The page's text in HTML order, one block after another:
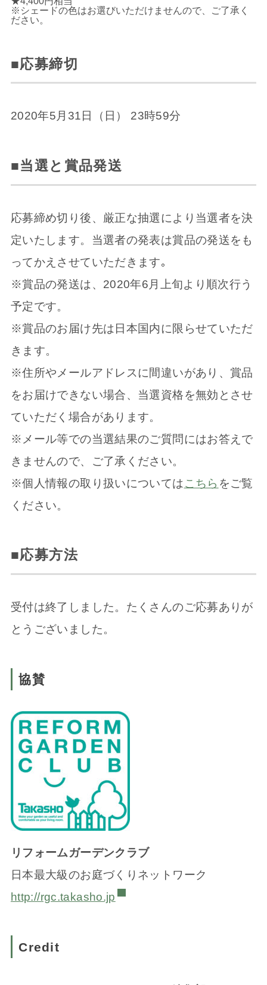
※シェードの色はお選びいただけませんので、ご了承く
ださい。
■応募締切
2020年5月31日（日） 23時59分
■当選と賞品発送
応募締め切り後、厳正な抽選により当選者を決
定いたします。当選者の発表は賞品の発送をも
ってかえさせていただきます｡
※賞品の発送は、2020年6月上旬より順次行う
予定です。
※賞品のお届け先は日本国内に限らせていただ
きます。
※住所やメールアドレスに間違いがあり、賞品
をお届けできない場合、当選資格を無効とさせ
ていただく場合があります。
※メール等での当選結果のご質問にはお答えで
きませんので、ご了承ください。
※個人情報の取り扱いについては こちら をご覧
ください。
■応募方法
受付は終了しました。たくさんのご応募ありが
とうございました。
協賛
リフォームガーデンクラブ
日本最大級のお庭づくりネットワーク
http://rgc.takasho.jp
Credit